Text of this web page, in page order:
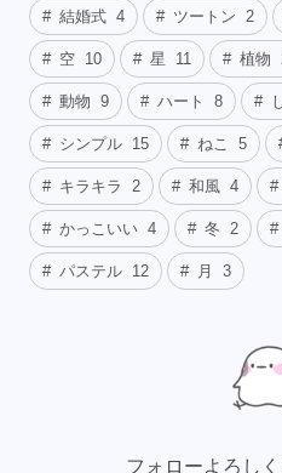
結婚式 4 ツートン 2
空 10 星 11 植物
動物 9 ハート 8
シンプル 15 ねこ 5
キラキラ 2 和風 4
かっこいい 4 冬 2
パステル 12 月 3
フォローよろし